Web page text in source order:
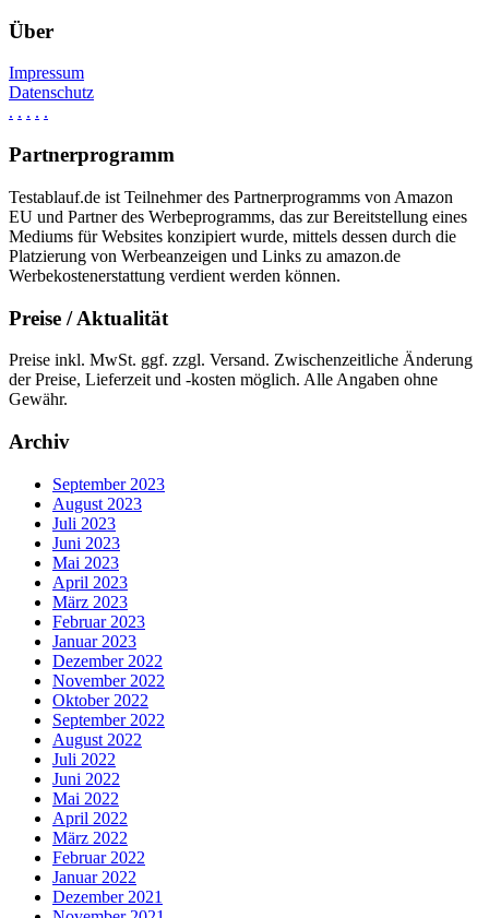
Über
Impressum
Datenschutz
. . . . .
Partnerprogramm
Testablauf.de ist Teilnehmer des Partnerprogramms von Amazon
EU und Partner des Werbeprogramms, das zur Bereitstellung eines
Mediums für Websites konzipiert wurde, mittels dessen durch die
Platzierung von Werbeanzeigen und Links zu amazon.de
Werbekostenerstattung verdient werden können.
Preise / Aktualität
Preise inkl. MwSt. ggf. zzgl. Versand. Zwischenzeitliche Änderung
der Preise, Lieferzeit und -kosten möglich. Alle Angaben ohne
Gewähr.
Archiv
September 2023
August 2023
Juli 2023
Juni 2023
Mai 2023
April 2023
März 2023
Februar 2023
Januar 2023
Dezember 2022
November 2022
Oktober 2022
September 2022
August 2022
Juli 2022
Juni 2022
Mai 2022
April 2022
März 2022
Februar 2022
Januar 2022
Dezember 2021